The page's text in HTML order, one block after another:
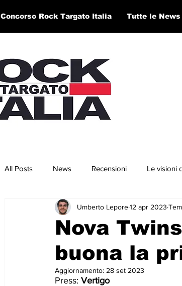
Concorso Rock Targato Italia Tutte le News
All Posts News Recensioni Le visioni
Concerti e Video Artisti in concorso RTI
Nova
buona la
Umberto Lepore12 apr 2023
Aggiornamento: 28 set 2023
Press: Vertigo